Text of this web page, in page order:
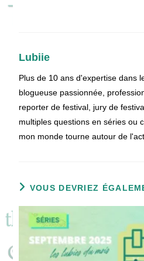
Lubiie
Plus de 10 ans d'expertise dans
blogueuse passionnée,
reporter de festival, jury de
multiples questions en séries ou
mon monde tourne autour de
VOUS DEVRIEZ